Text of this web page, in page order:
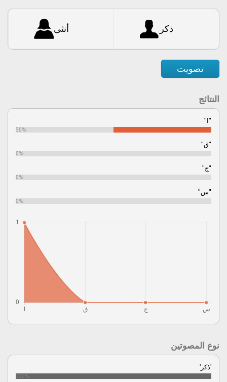
ذكر أنثى
تصويت
النتائج
"ا"
50%
"ق"
0%
"ج"
0%
"س"
0%
نوع المصوتين
'ذكر'
100%